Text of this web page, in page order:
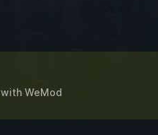
with WeMod